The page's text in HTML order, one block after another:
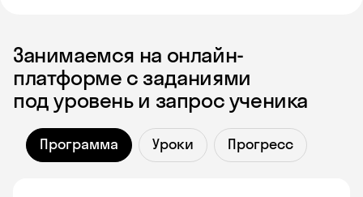
Занимаемся на онлайн-
платформе с заданиями
под уровень и запрос ученика
Программа Уроки Прогресс